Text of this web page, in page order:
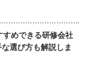
すめできる研修会社
選び方も解説しま